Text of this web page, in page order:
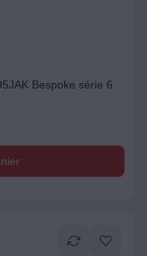
Bespoke série 6